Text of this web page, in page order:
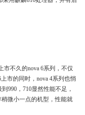
市不久的nova 6系列，不仅
市的同时，nova 4系列也悄
990，710显然性能不足，
微小一点的机型，性能就